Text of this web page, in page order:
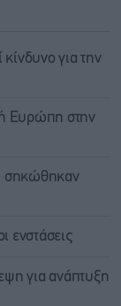
κίνδυνο για την
Ευρώπη στην
σηκώθηκαν
ενστάσεις
για ανάπτυξη